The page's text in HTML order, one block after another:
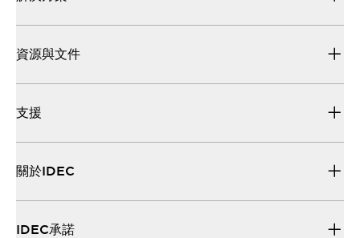
資源與文件
支援
關於IDEC
IDEC承諾